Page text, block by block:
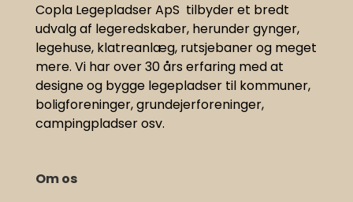
Copla Legepladser ApS tilbyder et bredt
udvalg af legeredskaber, herunder gynger,
legehuse, klatreanlæg, rutsjebaner og meget
mere. Vi harover 30 års erfaring med at
designe og bygge legepladser til kommuner,
boligforeninger, grundejerforeninger,
campingpladser osv.
Om os